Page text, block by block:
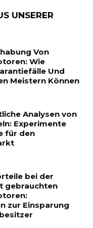
UNSERER
Von
Wie
Und
Meistern Können
Analysen von
Experimente
für den
bei der
gebrauchten
zur Einsparung